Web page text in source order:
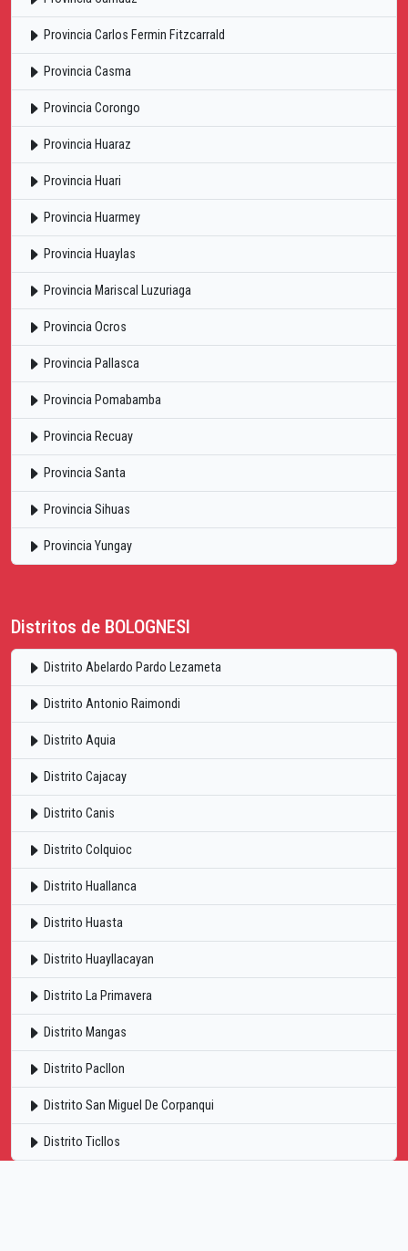
Provincia Carlos Fermin Fitzcarrald
Provincia Casma
Provincia Corongo
Provincia Huaraz
Provincia Huari
Provincia Huarmey
Provincia Huaylas
Provincia Mariscal Luzuriaga
Provincia Ocros
Provincia Pallasca
Provincia Pomabamba
Provincia Recuay
Provincia Santa
Provincia Sihuas
Provincia Yungay
Distritos de BOLOGNESI
Distrito Abelardo Pardo Lezameta
Distrito Antonio Raimondi
Distrito Aquia
Distrito Cajacay
Distrito Canis
Distrito Colquioc
Distrito Huallanca
Distrito Huasta
Distrito Huayllacayan
Distrito La Primavera
Distrito Mangas
Distrito Pacllon
Distrito San Miguel De Corpanqui
Distrito Ticllos